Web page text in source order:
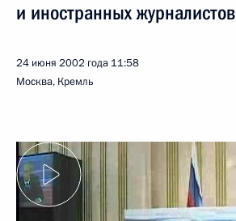
и иностранных журналистов
24 июня 2002 года 11:58
Москва, Кремль